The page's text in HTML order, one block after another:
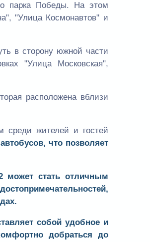
парка Победы. На этом
"Улица Космонавтов" и
в сторону южной части
"Улица Московская",
расположена вблизи
среди жителей и гостей
что позволяет
может стать отличным
,
собой удобное и
добраться до